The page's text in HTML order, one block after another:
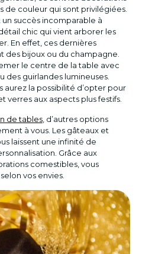
de couleur qui sont privilégiées.
succès incomparable à
chic qui vient arborer les
En effet, ces dernières
des bijoux ou du champagne.
le centre de la table avec
des guirlandes lumineuses.
aurez la possibilité d’opter pour
verres aux aspects plus festifs.
de tables, d’autres options
à vous. Les gâteaux et
laissent une infinité de
Grâce aux
comestibles, vous
vos envies.